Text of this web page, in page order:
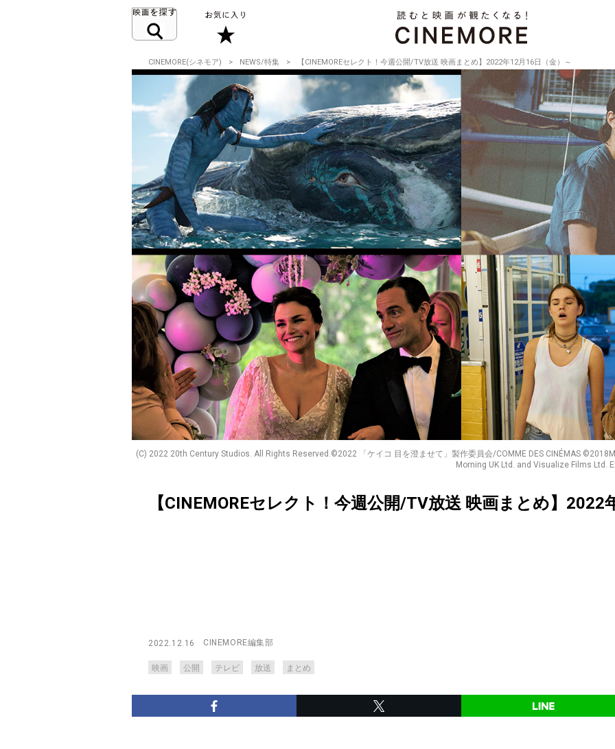
CINEMORE(シネモア) NEWS/特集 【CINEMOREセレクト！今週公開/TV放送 映画まとめ】2022年12月16日（金）～
(C) 2022 20th Century Studios. All Rights Reserved.©2022 「ケイコ 目を澄ませて」製作委員会/COMME DES CINÉMAS
Morning UK Ltd. and Visualize Films Ltd.
【CINEMOREセレクト！今週公開/TV放送 映画まとめ】2022
2022.12.16 CINEMORE編集部
映画 公開 テレビ 放送 まとめ